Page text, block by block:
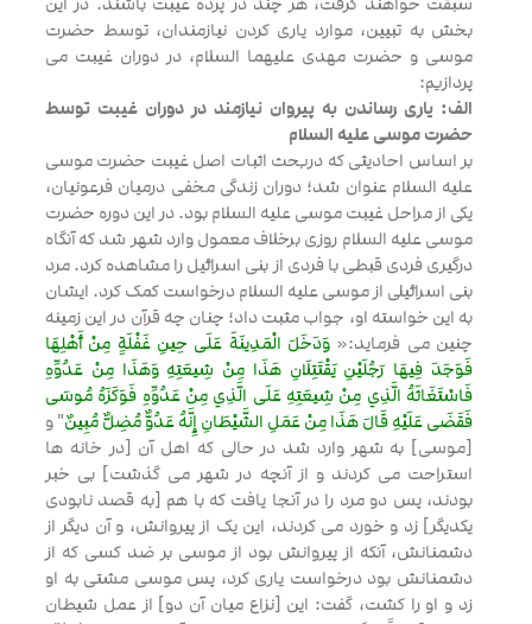
بخش به تبیین، موارد یاری کردن نیازمندان، توسط حضرت
موسی و حضرت مهدی علیهما السلام، در دوران غیبت می
پردازیم:
الف: یاری رساندن به پیروان نیازمند در دوران غیبت توسط
حضرت موسی علیه السلام
بر اساس احادیثی که دربحث اثبات اصل غیبت حضرت موسی
علیه السلام عنوان شد؛ دوران زندگی مخفی درمیان فرعونیان،
یکی از مراحل غیبت موسی علیه السلام بود. در این دوره حضرت
موسی علیه السلام روزی برخلاف معمول وارد شهر شد که آنگاه
درگیری فردی قبطی با فردی از بنی اسرائیل را مشاهده کرد. مرد
بنی اسرائیلی از موسی علیه السلام درخواست کمک کرد. ایشان
به این خواسته او، جواب مثبت داد؛ چنان چه قرآن در این زمینه
چنین می فرماید:« وَدَخَلَ الْمَدِينَةَ عَلَى حِينِ غَفْلَةٍ مِنْ أَهْلِهَا
فَوَجَدَ فِيهَا رَجُلَيْنِ يَقْتَتِلَانِ هَذَا مِنْ شِيعَتِهِ وَهَذَا مِنْ عَدُوِّهِ
فَاسْتَغَاثَهُ الَّذِي مِنْ شِيعَتِهِ عَلَى الَّذِي مِنْ عَدُوِّهِ فَوَكَزَهُ مُوسَى
فَقَضَى عَلَيْهِ قَالَ هَذَا مِنْ عَمَلِ الشَّيْطَانِ إِنَّهُ عَدُوٌّ مُضِلٌّ مُبِينٌ" و
[موسی] به شهر وارد شد در حالی که اهل آن [در خانه ها
استراحت می کردند و از آنچه در شهر می گذشت] بی خبر
بودند، پس دو مرد را در آنجا یافت که با هم [به قصد نابودی
یکدیگر] زد و خورد می کردند، این یک از پیروانش، و آن دیگر از
دشمنانش، آنکه از پیروانش بود از موسی بر ضد کسی که از
دشمنانش بود درخواست یاری کرد، پس موسی مشتی به او
زد و او را کشت، گفت: این [نزاع میان آن دو] از عمل شیطان